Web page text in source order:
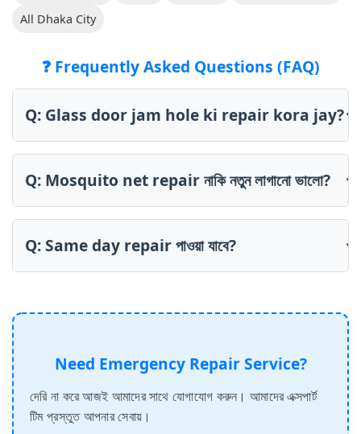
All Dhaka City
❓ Frequently Asked Questions (FAQ)
Q: Glass door jam hole ki repair kora jay?
Q: Mosquito net repair নাকি নতুন লাগানো ভালো?
Q: Same day repair পাওয়া যাবে?
Need Emergency Repair Service?
দেরি না করে আজই আমাদের সাথে যোগাযোগ করুন। আমাদের এক্সপার্ট
টিম প্রস্তুত আপনার সেবায়।